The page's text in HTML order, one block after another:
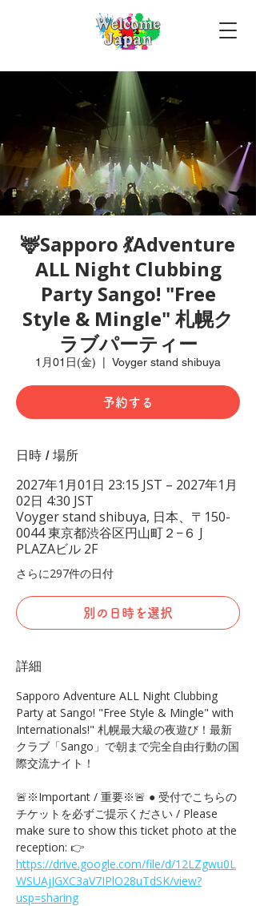
🦌Sapporo 💃Adventure
ALL Night Clubbing
Party Sango! "Free
Style & Mingle" 札幌ク
ラブパーティー
1月01日(金) Voyger stand shibuya
予約する
日時 / 場所
2027年1月01日 23:15 JST – 2027年1月
02日 4:30 JST
Voyger stand shibuya, 日本、〒150-
0044 東京都渋谷区円山町２−６ J
PLAZAビル 2F
さらに297件の日付
別の日時を選択
詳細
Sapporo Adventure ALL Night Clubbing
Party at Sango! "Free Style & Mingle" with
Internationals!" 札幌最大級の夜遊び！最新
クラブ「Sango」で朝まで完全自由行動の国
際交流ナイト！
🚨※Important / 重要※🚨 ● 受付でこちらの
チケットを必ずご提示ください / Please
make sure to show this ticket photo at the
reception: 👉
https://drive.google.com/file/d/12LZgwu0L
WSUAjJGXC3aV7IPlO28uTdSK/view?
usp=sharing